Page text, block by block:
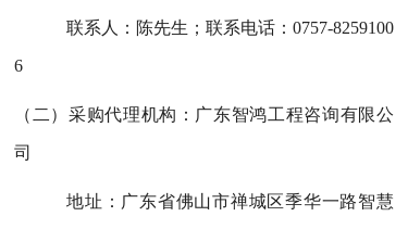
联系人：陈先生；联系电话： 0757-8259100
6
（二）采购代理机构：广东智鸿工程咨询有限公
司
地址：广东省佛山市禅城区季华一路智慧